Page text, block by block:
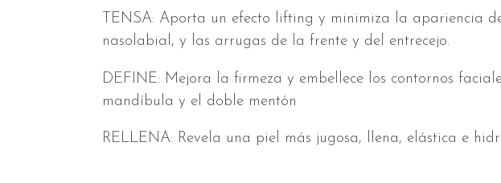
TENSA: Aporta un efecto lifting y minimiza la apariencia
nasolabial, y las arrugas de la frente y del entrecejo.
DEFINE: Mejora la firmeza y embellece los contornos
mandíbula y el doble mentón
RELLENA: Revela una piel más jugosa, llena, elástica e